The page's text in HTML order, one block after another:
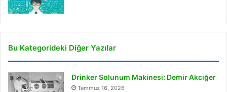
Bu Kategorideki Diğer Yazılar
Drinker Solunum Makinesi: Demir Akciğer
Temmuz 16, 2026